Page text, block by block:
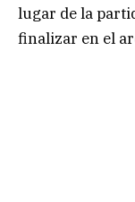
lugar de la
finalizar en el